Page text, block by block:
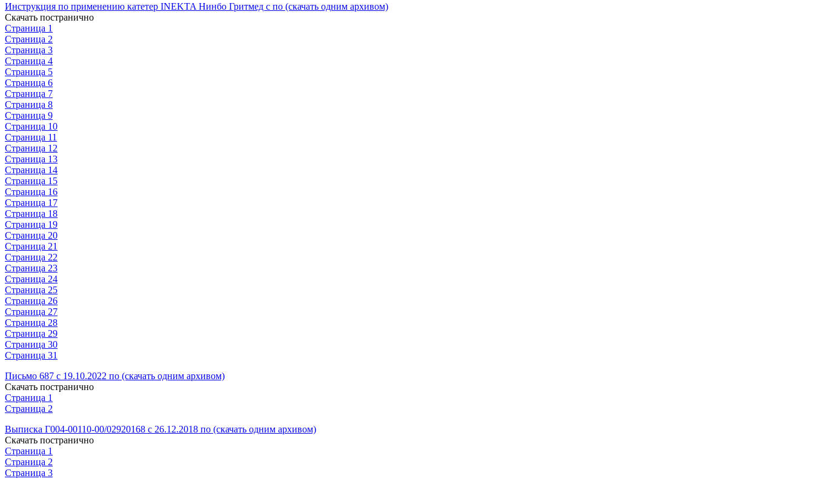
Инструкция по применению катетер INEKTA Нинбо Гритмед с по (скачать одним архивом)
Скачать постранично
Страница 1
Страница 2
Страница 3
Страница 4
Страница 5
Страница 6
Страница 7
Страница 8
Страница 9
Страница 10
Страница 11
Страница 12
Страница 13
Страница 14
Страница 15
Страница 16
Страница 17
Страница 18
Страница 19
Страница 20
Страница 21
Страница 22
Страница 23
Страница 24
Страница 25
Страница 26
Страница 27
Страница 28
Страница 29
Страница 30
Страница 31
Письмо 687 с 19.10.2022 по (скачать одним архивом)
Скачать постранично
Страница 1
Страница 2
Выписка Г004-00110-00/02920168 с 26.12.2018 по (скачать одним архивом)
Скачать постранично
Страница 1
Страница 2
Страница 3